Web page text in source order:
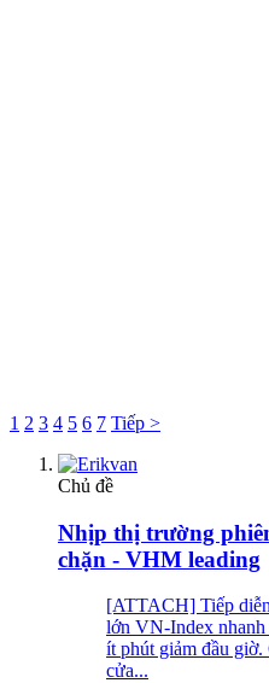
1 2 3 4 5 6 7 Tiếp >
Chủ đề
Nhịp thị trường
chặn - VHM leading
[ATTACH] Tiếp
lớn VN-Index nhanh
ít phút giảm đầu
cửa...